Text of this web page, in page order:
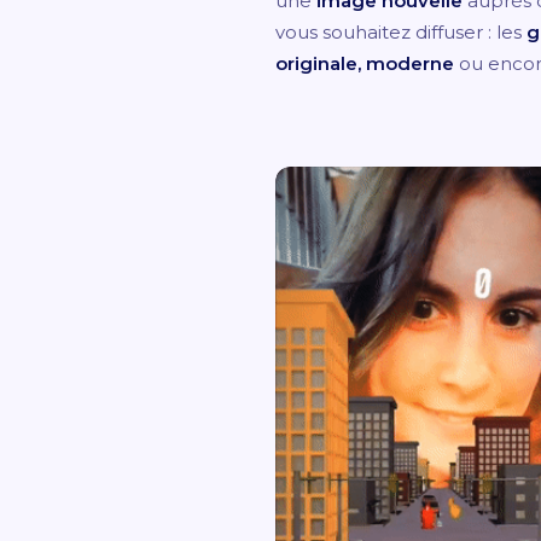
vous souhaitez diffuser : les
originale, moderne ou